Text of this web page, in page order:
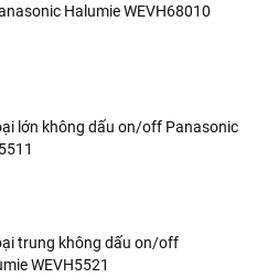
Halumie WEVH68010
lớn không dấu on/off Panasonic
trung không dấu on/off
WEVH5521